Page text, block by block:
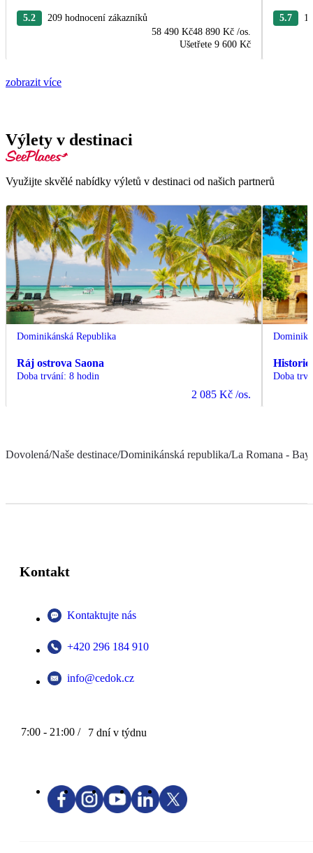
5.2
209 hodnocení zákazníků
58 490 Kč48 890 Kč /os.
Ušetřete 9 600 Kč
5.7
zobrazit více
Výlety v destinaci
Využijte skvělé nabídky výletů v destinaci od našich partnerů
Dominikánská Republika
Ráj ostrova Saona
Doba trvání: 8 hodin
2 085 Kč /os.
Doba
Dovolená/Naše destinace/Dominikánská republika/La Romana -
Kontakt
Kontaktujte nás
+420 296 184 910
info@cedok.cz
7:00 - 21:00 / 7 dní v týdnu